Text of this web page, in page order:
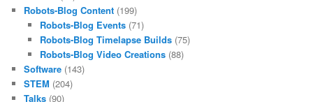
Robots-Blog Content (199)
Robots-Blog Events(71)
Robots-Blog Timelapse Builds(75)
Robots-Blog Video Creations(88)
Software (143)
STEM (204)
Talks (90)